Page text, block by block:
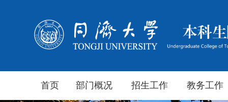
首页 部门概况 招生工作 教务工作